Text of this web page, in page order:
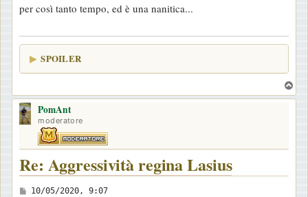
per così tanto tempo, ed è una nanitica...
SPOILER
o
PomAnt
moderatore
Re: Aggressività regina Lasius
M
10/05/2020, 9:07